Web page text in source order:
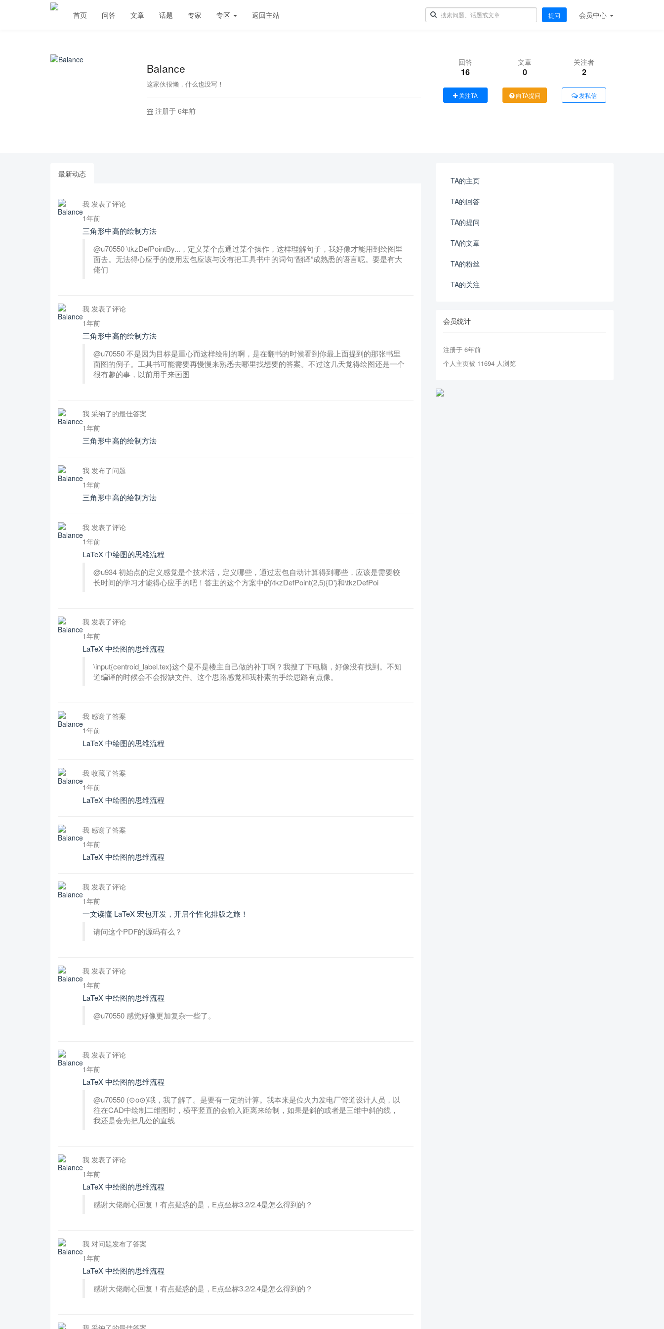
首页 问答 文章 话题 专家 专区 返回主站 提问 会员中心
Balance
这家伙很懒，什么也没写！
注册于 6年前
回答
16
文章
0
关注者
2
关注TA 向TA提问 发私信
最新动态
我 发表了评论
1年前
三角形中高的绘制方法
@u70550 \tkzDefPointBy...，定义某个点通过某个操作，这样理解句子，我好像才能用到绘图里
面去。无法得心应手的使用宏包应该与没有把工具书中的词句“翻译”成熟悉的语言呢。要是有大
佬们
我 发表了评论
1年前
三角形中高的绘制方法
@u70550 不是因为目标是重心而这样绘制的啊，是在翻书的时候看到你最上面提到的那张书里
面图的例子。工具书可能需要再慢慢来熟悉去哪里找想要的答案。不过这几天觉得绘图还是一个
很有趣的事，以前用手来画图
我 采纳了的最佳答案
1年前
三角形中高的绘制方法
我 发布了问题
1年前
三角形中高的绘制方法
我 发表了评论
1年前
LaTeX 中绘图的思维流程
@u934 初始点的定义感觉是个技术活，定义哪些，通过宏包自动计算得到哪些，应该是需要较
长时间的学习才能得心应手的吧！答主的这个方案中的\tkzDefPoint(2,5){D'}和\tkzDefPoi
我 发表了评论
1年前
LaTeX 中绘图的思维流程
\input{centroid_label.tex}这个是不是楼主自己做的补丁啊？我搜了下电脑，好像没有找到。不知
道编译的时候会不会报缺文件。这个思路感觉和我朴素的手绘思路有点像。
我 感谢了答案
1年前
LaTeX 中绘图的思维流程
我 收藏了答案
1年前
LaTeX 中绘图的思维流程
我 感谢了答案
1年前
LaTeX 中绘图的思维流程
我 发表了评论
1年前
一文读懂 LaTeX 宏包开发，开启个性化排版之旅！
请问这个PDF的源码有么？
我 发表了评论
1年前
LaTeX 中绘图的思维流程
@u70550 感觉好像更加复杂一些了。
我 发表了评论
1年前
LaTeX 中绘图的思维流程
@u70550 (⊙o⊙)哦，我了解了。是要有一定的计算。我本来是位火力发电厂管道设计人员，以
往在CAD中绘制二维图时，横平竖直的会输入距离来绘制，如果是斜的或者是三维中斜的线，
我还是会先把几处的直线
我 发表了评论
1年前
LaTeX 中绘图的思维流程
感谢大佬耐心回复！有点疑惑的是，E点坐标3.2/2.4是怎么得到的？
我 对问题发布了答案
1年前
LaTeX 中绘图的思维流程
感谢大佬耐心回复！有点疑惑的是，E点坐标3.2/2.4是怎么得到的？
TA的主页
TA的回答
TA的提问
TA的文章
TA的粉丝
TA的关注
会员统计
注册于 6年前
个人主页被 11694 人浏览